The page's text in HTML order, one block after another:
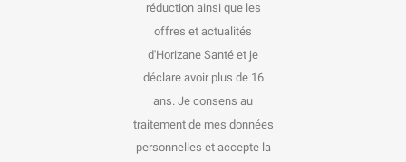
réduction ainsi que les
offres et actualités
d'Horizane Santé et je
déclare avoir plus de 16
ans. Je consens au
traitement de mes données
personnelles et accepte la